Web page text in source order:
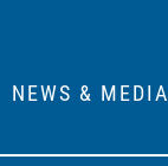
NEWS & MEDIA